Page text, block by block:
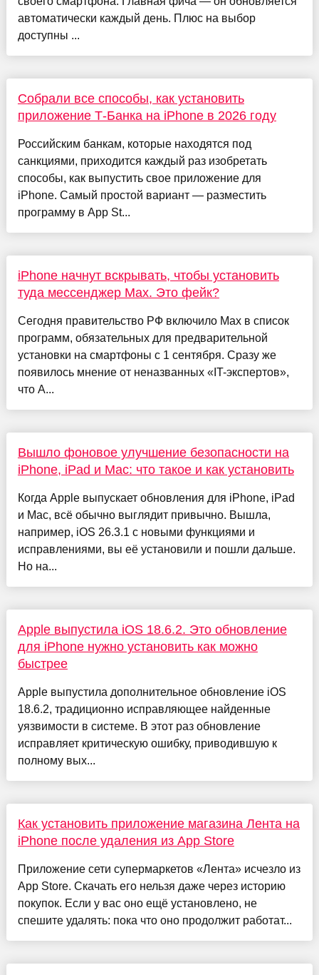
автоматически каждый день. Плюс на выбор
доступны ...
Собрали все способы, как установить
приложение Т-Банка на iPhone в 2026 году
Российским банкам, которые находятся под
санкциями, приходится каждый раз изобретать
способы, как выпустить свое приложение для
iPhone. Самый простой вариант — разместить
программу в App St...
iPhone начнут вскрывать, чтобы установить
туда мессенджер Max. Это фейк?
Сегодня правительство РФ включило Max в список
программ, обязательных для предварительной
установки на смартфоны с 1 сентября. Сразу же
появилось мнение от неназванных «IT-экспертов»,
что A...
Вышло фоновое улучшение безопасности на
iPhone, iPad и Mac: что такое и как установить
Когда Apple выпускает обновления для iPhone, iPad
и Mac, всё обычно выглядит привычно. Вышла,
например, iOS 26.3.1 с новыми функциями и
исправлениями, вы её установили и пошли дальше.
Но на...
Apple выпустила iОS 18.6.2. Это обновление
для iPhone нужно установить как можно
быстрее
Apple выпустила дополнительное обновление iОS
18.6.2, традиционно исправляющее найденные
уязвимости в системе. В этот раз обновление
исправляет критическую ошибку, приводившую к
полному вых...
Как установить приложение магазина Лента на
iPhone после удаления из App Store
Приложение сети супермаркетов «Лента» исчезло из
App Store. Скачать его нельзя даже через историю
покупок. Если у вас оно ещё установлено, не
спешите удалять: пока что оно продолжит работат...